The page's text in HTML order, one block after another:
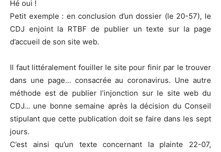
Hé oui !
Petit exemple : en conclusion d’un dossier (le 20-57), le
CDJ enjoint la RTBF de publier un texte sur la page
d’accueil de son site web.
Il faut littéralement fouiller le site pour finir par le trouver
dans une page… consacrée au coronavirus. Une autre
méthode est de publier l’injonction sur le site web du
CDJ… une bonne semaine après la décision du Conseil
stipulant que cette publication doit se faire dans les sept
jours.
C’est ainsi qu’un texte concernant la plainte 22-07,